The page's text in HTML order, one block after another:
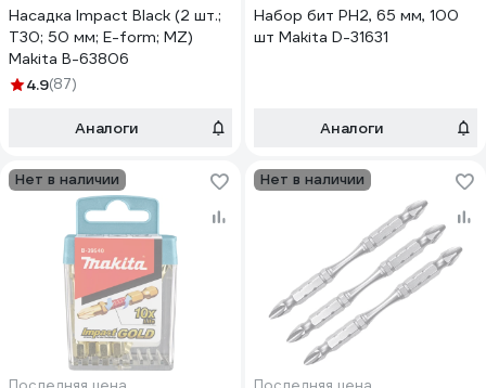
Насадка Impact Black (2 шт.;
T30; 50 мм; E-form; MZ)
Makita B-63806
4.9(87)
Аналоги
Набор бит PH2, 65 мм, 100
шт Makita D-31631
Аналоги
Нет в наличии Нет в наличии